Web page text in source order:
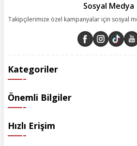
Sosyal Medya
Takipçilerimize özel kampanyalar için sosyal
Kategoriler
Önemli Bilgiler
Hızlı Erişim